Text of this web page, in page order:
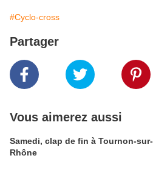
#Cyclo-cross
Partager
Vous aimerez aussi
Samedi, clap de fin à Tournon-sur-
Rhône